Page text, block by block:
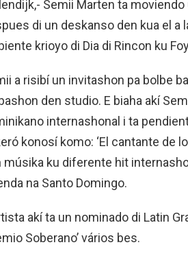
Semii Marten ta
di un deskanso den kua el a
krioyo di Dia di Rincon ku
a risibí un invitashon pa bolbe
den studio. E biaha akí
internashonal i ta
konosí komo: ‘El cantante de
músika ku diferente hit
na Santo Domingo.
akí ta un nominado di Latin
Soberano’ vários bes.